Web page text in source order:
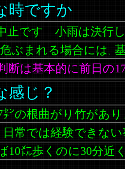
時ですか
止です 小雨は決行
ぶまれる場合には 、
断は基本的に前日の
感じ？
㌢の根曲がり竹があ
日常では経験できな
10㍍歩くのに30分近